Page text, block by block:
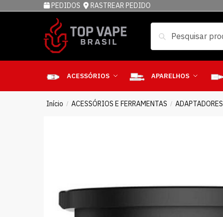
PEDIDOS RASTREAR PEDIDO
ACESSÓRIOS APARELHOS
Início / ACESSÓRIOS E FERRAMENTAS / ADAPTADORES